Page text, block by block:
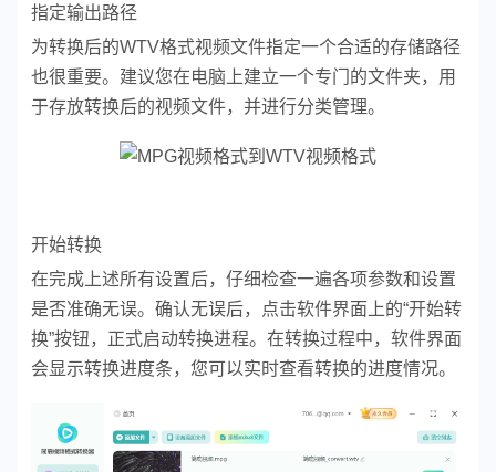
指定输出路径
为转换后的WTV格式视频文件指定一个合适的存储路径
也很重要。建议您在电脑上建立一个专门的文件夹，用
于存放转换后的视频文件，并进行分类管理。
开始转换
在完成上述所有设置后，仔细检查一遍各项参数和设置
是否准确无误。确认无误后，点击软件界面上的“开始转
换”按钮，正式启动转换进程。在转换过程中，软件界面
会显示转换进度条，您可以实时查看转换的进度情况。